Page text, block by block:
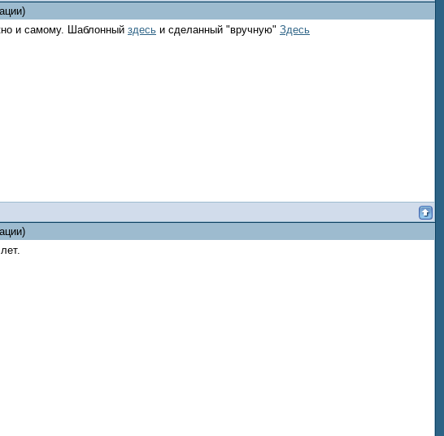
и самому. Шаблонный здесь и сделанный "вручную" Здесь